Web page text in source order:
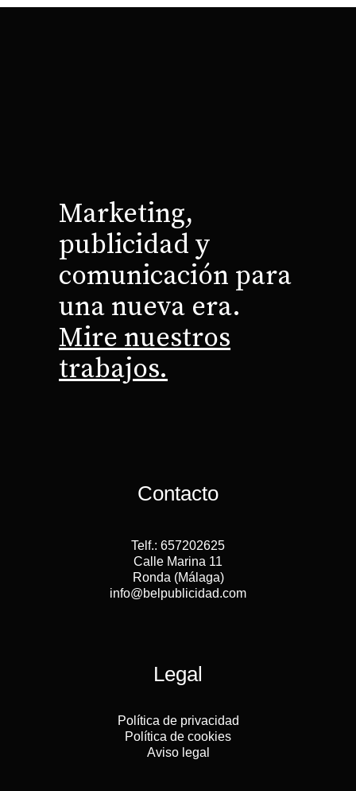
Marketing,
publicidad y
comunicación para
una nueva era.
Mire nuestros
trabajos.
Contacto
Telf.: 657202625
Calle Marina 11
Ronda (Málaga)
info@belpublicidad.com
Legal
Política de privacidad
Política de cookies
Aviso legal